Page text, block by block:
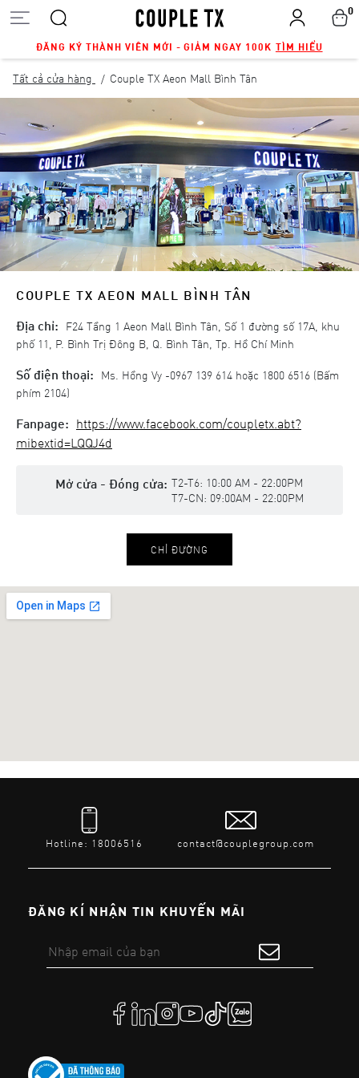
ĐĂNG KÝ THÀNH VIÊN MỚI - GIẢM NGAY 100K TÌM HIỂU
0
Tất cả cửa hàng Couple TX Aeon Mall Bình Tân
COUPLE TX AEON MALL BÌNH TÂN
Địa chỉ: F24 Tầng 1 Aeon Mall Bình Tân, Số 1 đường số 17A, khu
phố 11, P. Bình Trị Đông B, Q. Bình Tân, Tp. Hồ Chí Minh
Số điện thoại: Ms. Hồng Vy -0967 139 614 hoặc 1800 6516 (Bấm
phím 2104)
Fanpage: https://www.facebook.com/coupletx.abt?
mibextid=LQQJ4d
Mở cửa - Đóng cửa: T2-T6: 10:00 AM - 22:00PM
T7-CN: 09:00AM - 22:00PM
CHỈ ĐƯỜNG
Hotline: 18006516 contact@couplegroup.com
ĐĂNG KÍ NHẬN TIN KHUYẾN MÃI